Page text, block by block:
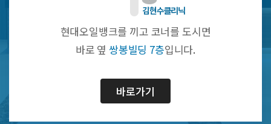
현대오일뱅크를 끼고 코너를 도시면
바로 옆 쌍봉빌딩 7층입니다.
바로가기